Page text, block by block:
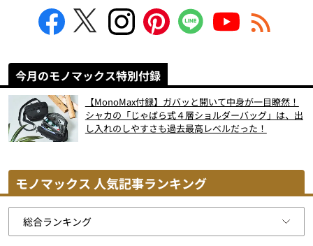
今月のモノマックス特別付録
【MonoMax付録】ガバッと開いて中身が一目瞭然！
シャカの「じゃばら式４層ショルダーバッグ」は、出
し入れのしやすさも過去最高レベルだった！
モノマックス 人気記事ランキング